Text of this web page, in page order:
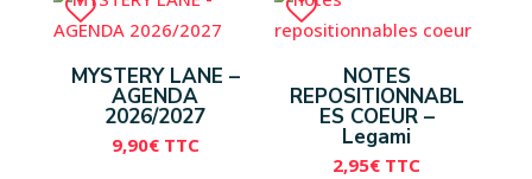
MYSTERY LANE –
AGENDA
2026/2027
9,90€ TTC
NOTES
REPOSITIONNABL
ES COEUR –
Legami
2,95€ TTC